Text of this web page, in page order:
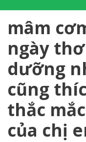
mâm
ngày
dưỡng
cũng
thắc
của chị